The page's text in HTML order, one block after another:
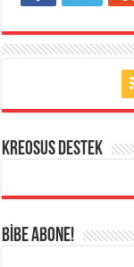
KREOSUS DESTEK
BİBE ABONE!